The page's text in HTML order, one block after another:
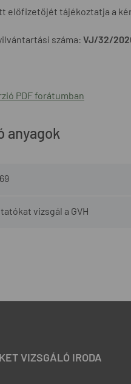
előfizetőjét tájékoztatja a
száma: VJ/32/
PDF forátumban
anyagok
vizsgál a GVH
VIZSGÁLÓ IRODA